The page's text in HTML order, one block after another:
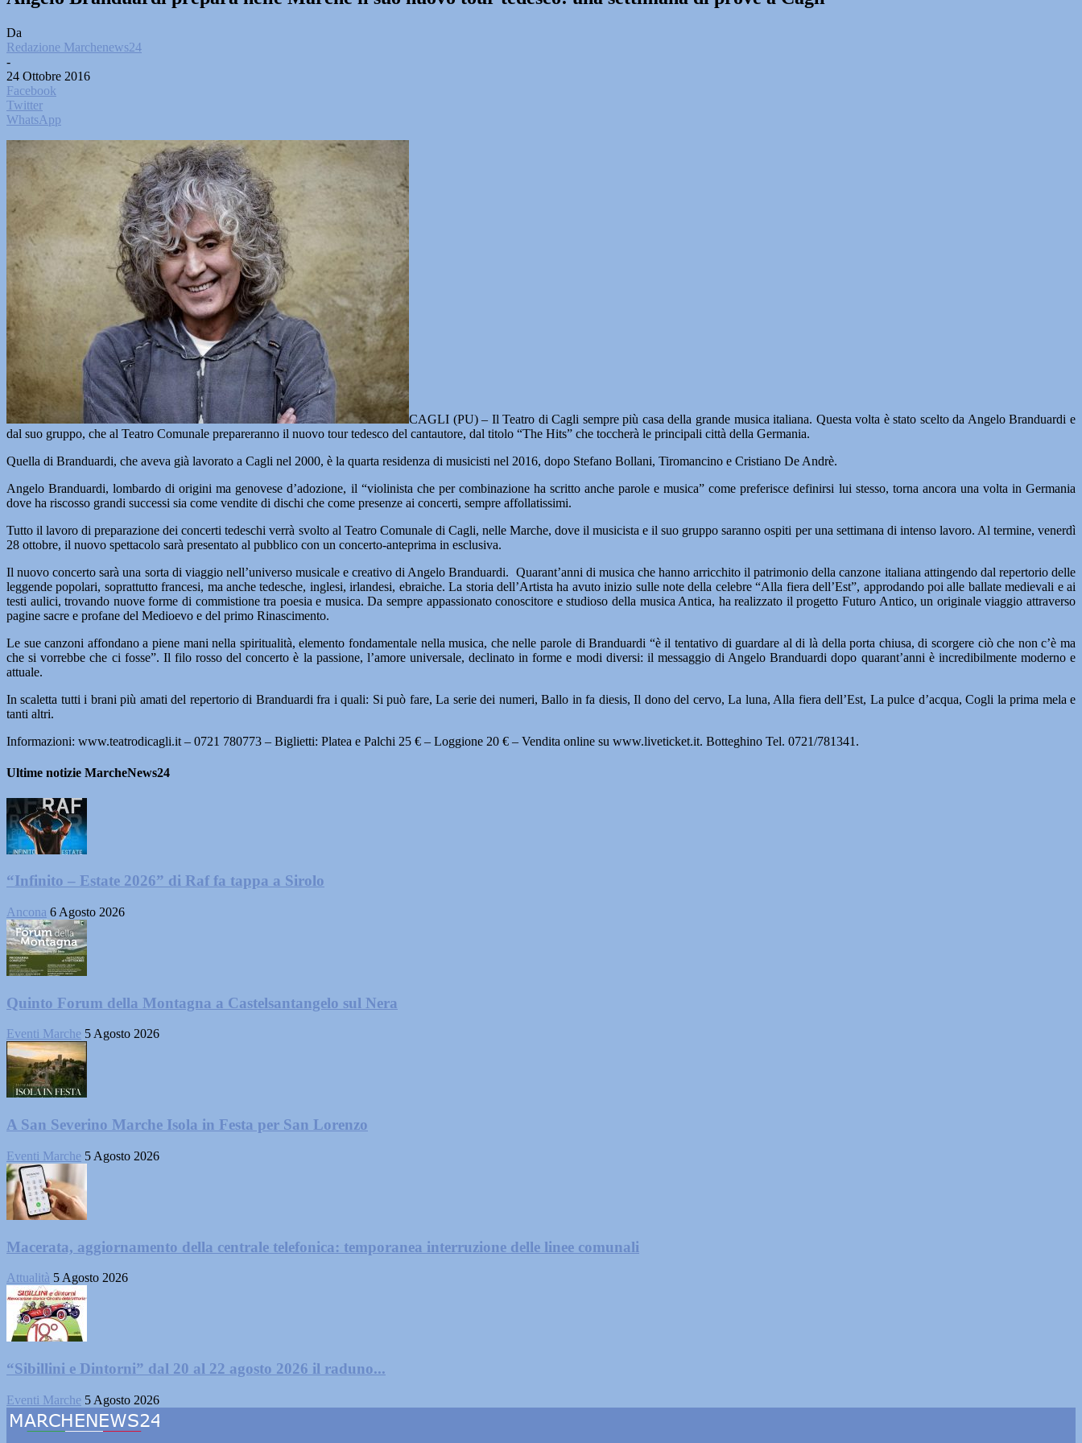
Da
Redazione Marchenews24
-
24 Ottobre 2016
Facebook
Twitter
WhatsApp
CAGLI (PU) – Il Teatro di Cagli sempre più casa della grande musica italiana. Questa volta è stato scelto da Angelo Branduardi e
dal suo gruppo, che al Teatro Comunale prepareranno il nuovo tour tedesco del cantautore, dal titolo “The Hits” che toccherà le principali città della Germania.
Quella di Branduardi, che aveva già lavorato a Cagli nel 2000, è la quarta residenza di musicisti nel 2016, dopo Stefano Bollani, Tiromancino e Cristiano De Andrè.
Angelo Branduardi, lombardo di origini ma genovese d’adozione, il “violinista che per combinazione ha scritto anche parole e musica” come preferisce definirsi lui stesso, torna ancora una volta in Germania
dove ha riscosso grandi successi sia come vendite di dischi che come presenze ai concerti, sempre affollatissimi.
Tutto il lavoro di preparazione dei concerti tedeschi verrà svolto al Teatro Comunale di Cagli, nelle Marche, dove il musicista e il suo gruppo saranno ospiti per una settimana di intenso lavoro. Al termine, venerdì
28 ottobre, il nuovo spettacolo sarà presentato al pubblico con un concerto-anteprima in esclusiva.
Il nuovo concerto sarà una sorta di viaggio nell’universo musicale e creativo di Angelo Branduardi. Quarant’anni di musica che hanno arricchito il patrimonio della canzone italiana attingendo dal repertorio delle
leggende popolari, soprattutto francesi, ma anche tedesche, inglesi, irlandesi, ebraiche. La storia dell’Artista ha avuto inizio sulle note della celebre “Alla fiera dell’Est”, approdando poi alle ballate medievali e ai
testi aulici, trovando nuove forme di commistione tra poesia e musica. Da sempre appassionato conoscitore e studioso della musica Antica, ha realizzato il progetto Futuro Antico, un originale viaggio attraverso
pagine sacre e profane del Medioevo e del primo Rinascimento.
Le sue canzoni affondano a piene mani nella spiritualità, elemento fondamentale nella musica, che nelle parole di Branduardi “è il tentativo di guardare al di là della porta chiusa, di scorgere ciò che non c’è ma
che si vorrebbe che ci fosse”. Il filo rosso del concerto è la passione, l’amore universale, declinato in forme e modi diversi: il messaggio di Angelo Branduardi dopo quarant’anni è incredibilmente moderno e
attuale.
In scaletta tutti i brani più amati del repertorio di Branduardi fra i quali: Si può fare, La serie dei numeri, Ballo in fa diesis, Il dono del cervo, La luna, Alla fiera dell’Est, La pulce d’acqua, Cogli la prima mela e
tanti altri.
Informazioni: www.teatrodicagli.it – 0721 780773 – Biglietti: Platea e Palchi 25 € – Loggione 20 € – Vendita online su www.liveticket.it. Botteghino Tel. 0721/781341.
Ultime notizie MarcheNews24
“Infinito – Estate 2026” di Raf fa tappa a Sirolo
Ancona 6 Agosto 2026
Quinto Forum della Montagna a Castelsantangelo sul Nera
Eventi Marche 5 Agosto 2026
A San Severino Marche Isola in Festa per San Lorenzo
Eventi Marche 5 Agosto 2026
Macerata, aggiornamento della centrale telefonica: temporanea interruzione delle linee comunali
Attualità 5 Agosto 2026
“Sibillini e Dintorni” dal 20 al 22 agosto 2026 il raduno...
Eventi Marche 5 Agosto 2026